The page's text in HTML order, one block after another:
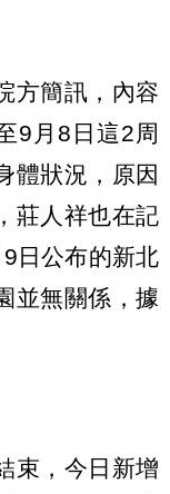
方簡訊，內容
9月8日這2周
體狀況，原因
莊人祥也在記
日公布的新北
並無關係，據
束，今日新增